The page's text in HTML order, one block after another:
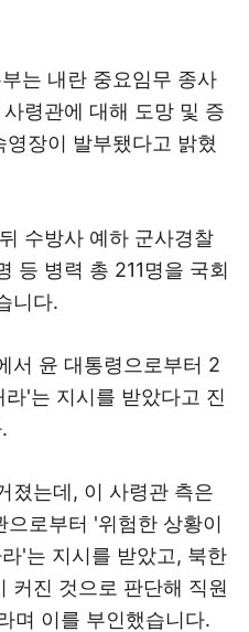
는 내란 중요임무 종사
령관에 대해 도망 및 증
장이 발부됐다고 밝혔
수방사 예하 군사경찰
등 병력 총 211명을 국회
니다.
서 윤 대통령으로부터 2
'는 지시를 받았다고 진
졌는데, 이 사령관 측은
로부터 '위험한 상황이
'는 지시를 받았고, 북한
커진 것으로 판단해 직원
며 이를 부인했습니다.